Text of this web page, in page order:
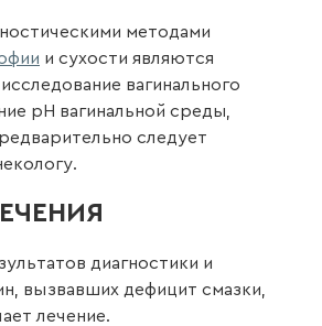
методами
и сухости являются
вагинального
рН вагинальной среды,
следует
диагностики и
вызвавших дефицит смазки,
лечение.